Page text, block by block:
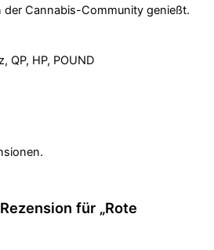
der Cannabis-Community genießt.
QP, HP, POUND
für „Rote